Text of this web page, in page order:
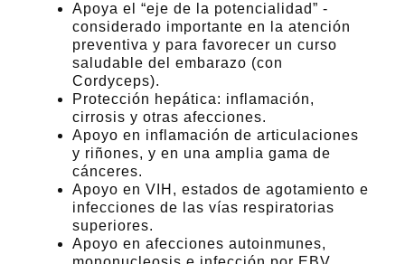
Apoya el “eje de la potencialidad” -
considerado importante en la atención
preventiva y para favorecer un curso
saludable del embarazo (con
Cordyceps).
Protección hepática: inflamación,
cirrosis y otras afecciones.
Apoyo en inflamación de articulaciones
y riñones, y en una amplia gama de
cánceres.
Apoyo en VIH, estados de agotamiento e
infecciones de las vías respiratorias
superiores.
Apoyo en afecciones autoinmunes,